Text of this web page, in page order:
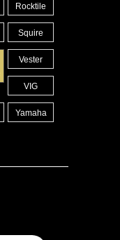
Rocktile
Squire
Vester
VIG
Yamaha